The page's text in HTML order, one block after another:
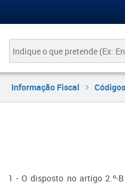
Informação Fiscal
1 - O disposto no artigo 2.º-